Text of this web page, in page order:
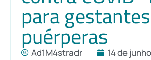
para
puérperas
Ad1M4stradr 14 de